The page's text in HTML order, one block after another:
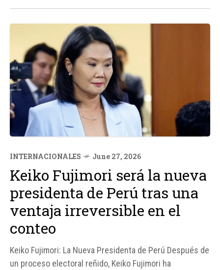
INTERNACIONALES June 27, 2026
Keiko Fujimori será la nueva
presidenta de Perú tras una
ventaja irreversible en el
conteo
Keiko Fujimori: La Nueva Presidenta de Perú Después de
un proceso electoral reñido, Keiko Fujimori ha